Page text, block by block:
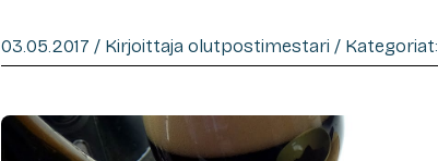
03.05.2017 / Kirjoittaja olutpostimestari / Kategoriat: